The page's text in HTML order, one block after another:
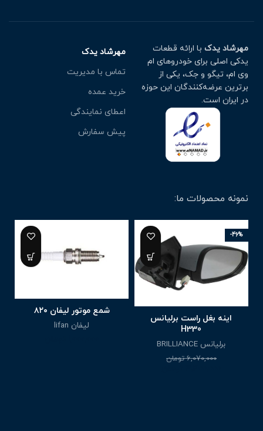
مهرشاد یدک با ارائه قطعات
یدکی اصلی برای خودروهای ام
وی ام، تیگو و جک، یکی از
برترین عرضه‌کنندگان این حوزه
در ایران است.
مهرشاد یدک
تماس با مدیریت
خرید عمده
اعطای نمایندگی
پیش سفارش
نمونه محصولات ما:
-46%
اینه بغل راست برلیانس
H330
برلیانس BRILLIANCE
6,070,000 تومان
شمع موتور لیفان ۸۲۰
لیفان lifan